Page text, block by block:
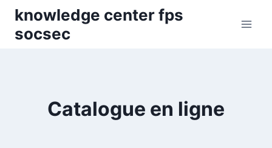
Skip
content
knowledge center fps
socsec
Catalogue en ligne